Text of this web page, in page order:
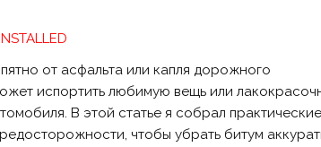
от асфальта или капля дорожного
испортить любимую вещь или
В этой статье я собрал практические
чтобы убрать битум